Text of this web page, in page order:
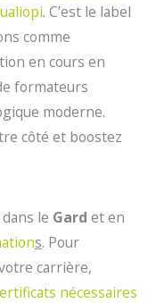
. C’est le label
comme
en cours en
formateurs
moderne.
côté et boostez
le Gard et en
s. Pour
carrière,
nécessaires